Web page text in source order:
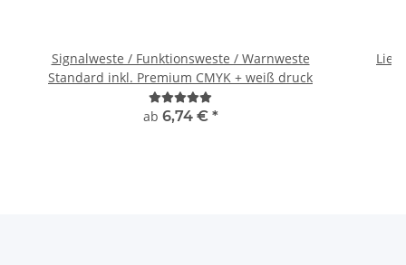
Signalweste / Funktionsweste / Warnweste
Standard inkl. Premium CMYK + weiß druck
ab 6,74 € *